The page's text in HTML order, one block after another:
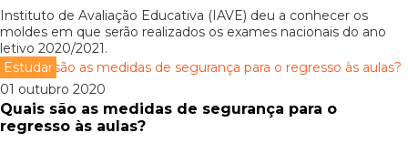
Instituto de Avaliação Educativa (IAVE) deu a conhecer os
moldes em que serão realizados os exames nacionais do ano
letivo 2020/2021.
Estudar
01 outubro 2020
Quais são as medidas de segurança para o
regresso às aulas?